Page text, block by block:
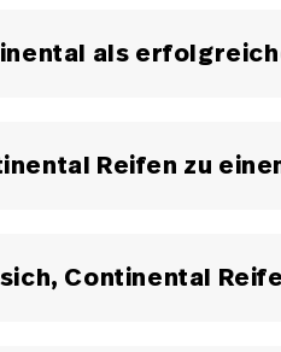
als
Qualität setzt. Reifen
– für maximale
Reifen zu
muss zahlreiche
Continental